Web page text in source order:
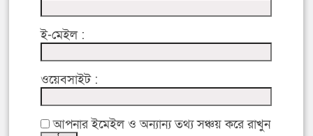
ই-মেইল :
ওয়েবসাইট :
আপনার ইমেইল ও অন্যান্য তথ্য সঞ্চয় করে রাখুন